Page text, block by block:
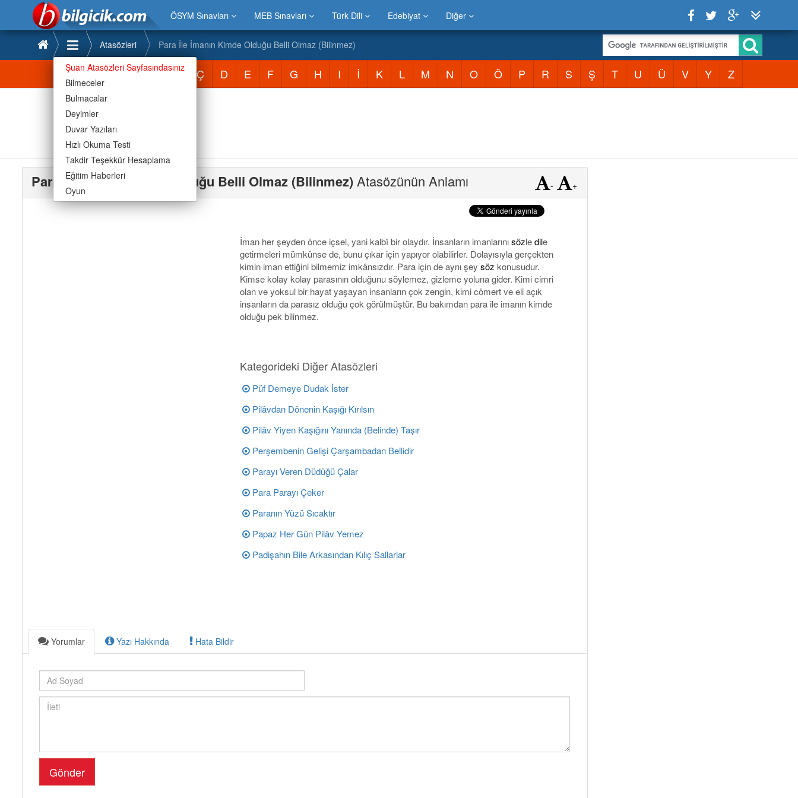
ÖSYM Sınavları MEB Sınavları Türk Dili Edebiyat Diğer
Şuan Atasözleri Sayfasındasınız
Bilmeceler
Bulmacalar
Deyimler
Duvar Yazıları
Hızlı Okuma Testi
Takdir Teşekkür Hesaplama
Eğitim Haberleri
Oyun
Atasözleri Para İle İmanın Kimde Olduğu Belli Olmaz (Bilinmez)
Atasözleri A B C Ç D E F G H I İ K L M N O Ö P R S Ş T U Ü V Y Z
Para İle İmanın Kimde Olduğu Belli Olmaz (Bilinmez) Atasözünün Anlamı - +
İman her şeyden önce içsel, yani kalbî bir olaydır. İnsanların imanlarınısözledile
getirmeleri mümkünse de, bunu çıkar için yapıyor olabilirler. Dolayısıyla gerçekten
kimin iman ettiğini bilmemiz imkânsızdır. Para için de aynı şey söz konusudur.
Kimse kolay kolay parasının olduğunu söylemez, gizleme yoluna gider. Kimi cimri
olan ve yoksul bir hayat yaşayan insanların çok zengin, kimi cömert ve eli açık
insanların da parasız olduğu çok görülmüştür. Bu bakımdan para ile imanın kimde
olduğu pek bilinmez.
Kategorideki Diğer Atasözleri
Püf Demeye Dudak İster
Pilâvdan Dönenin Kaşığı Kırılsın
Pilâv Yiyen Kaşığını Yanında (Belinde) Taşır
Perşembenin Gelişi Çarşambadan Bellidir
Parayı Veren Düdüğü Çalar
Para Parayı Çeker
Paranın Yüzü Sıcaktır
Papaz Her Gün Pilâv Yemez
Padişahın Bile Arkasından Kılıç Sallarlar
Yorumlar Yazı Hakkında Hata Bildir
Gönder